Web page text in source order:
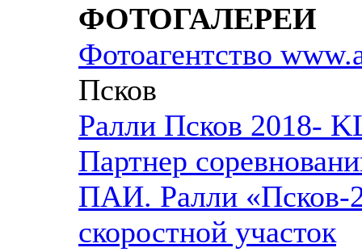
ФОТОГАЛЕРЕИ
Фотоагентство
Псков
Ралли Псков 2018-
Партнер
ПАИ. Ралли «Псков-
скоростной участок